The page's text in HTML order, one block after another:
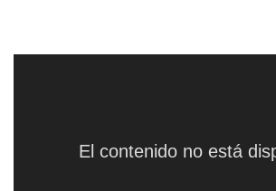
El contenido no está
and Furious (2009)’: los coches